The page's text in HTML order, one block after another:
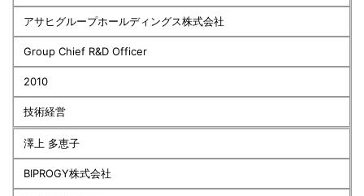
アサヒグループホールディングス株式会社
Group Chief R&D Officer
2010
技術経営
澤上 多恵子
BIPROGY株式会社